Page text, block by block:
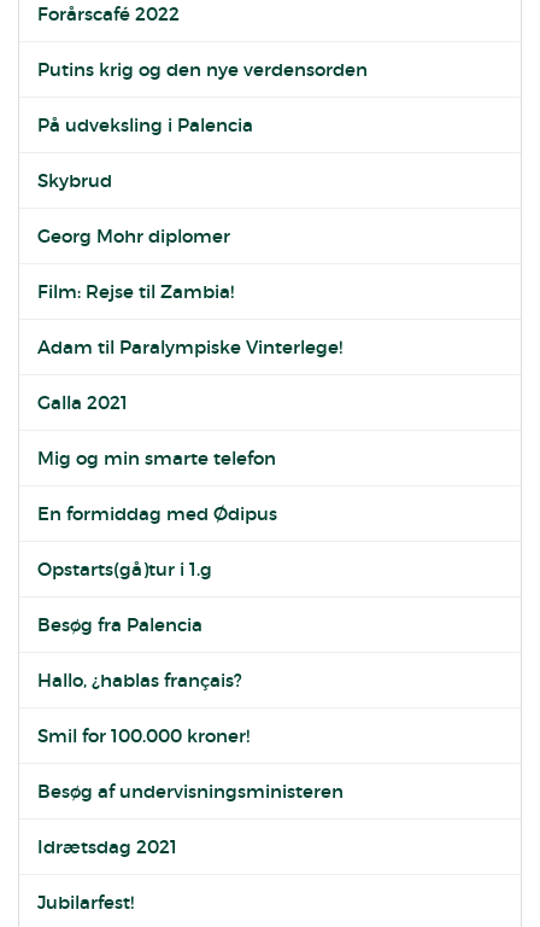
Forårscafé 2022
Putins krig og den nye verdensorden
På udveksling i Palencia
Skybrud
Georg Mohr diplomer
Film: Rejse til Zambia!
Adam til Paralympiske Vinterlege!
Galla 2021
Mig og min smarte telefon
En formiddag med Ødipus
Opstarts(gå)tur i 1.g
Besøg fra Palencia
Hallo, ¿hablas français?
Smil for 100.000 kroner!
Besøg af undervisningsministeren
Idrætsdag 2021
Jubilarfest!